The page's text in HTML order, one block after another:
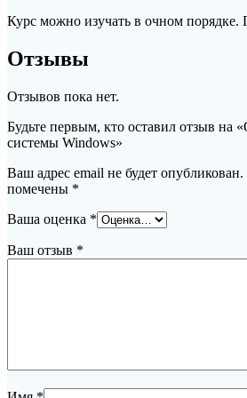
Курс можно изучать в очном порядке.
Отзывы
Отзывов пока нет.
Будьте первым, кто оставил отзыв на
системы Windows»
Ваш адрес email не будет опубликован.
помечены *
Ваша оценка *
Ваш отзыв *